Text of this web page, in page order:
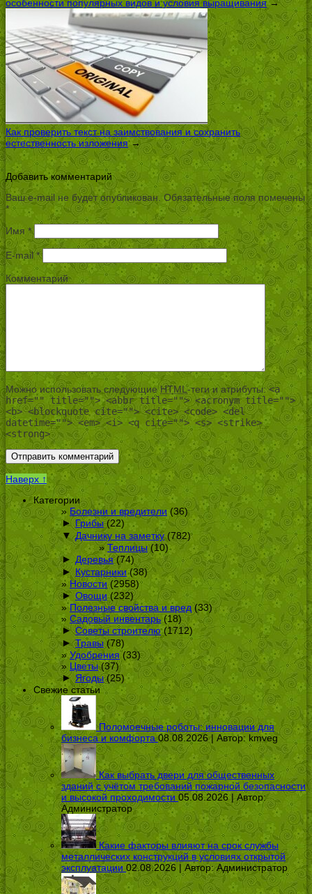
особенности популярных видов и условия выращивания→
Как проверить текст на заимствования и сохранить
естественность изложения→
Добавить комментарий
Ваш e-mail не будет опубликован. Обязательные поля помечены
*
Имя *
E-mail*
Комментарий
Можно использовать следующиеHTML-теги и атрибуты:<a
href="" title=""> <abbr title=""> <acronym title="">
<b> <blockquote cite=""> <cite> <code> <del
datetime=""> <em> <i> <q cite=""> <s> <strike>
<strong>
Наверх ↑
Категории
Болезни и вредители(36)
► Грибы(22)
▼ Дачнику на заметку(782)
Теплицы(10)
► Деревья(74)
► Кустарники(38)
Новости(2958)
► Овощи(232)
Полезные свойства и вред(33)
Садовый инвентарь (18)
► Советы строителю(1712)
► Травы(78)
Удобрения(33)
Цветы(37)
► Ягоды(25)
Свежие статьи
Поломоечные роботы: инновации для
бизнеса и комфорта 08.08.2026 | Автор: kmveg
Как выбрать двери для общественных
зданий с учётом требований пожарной безопасности
и высокой проходимости 05.08.2026 | Автор:
Администратор
Какие факторы влияют на срок службы
металлических конструкций в условиях открытой
эксплуатации 02.08.2026 | Автор:Администратор